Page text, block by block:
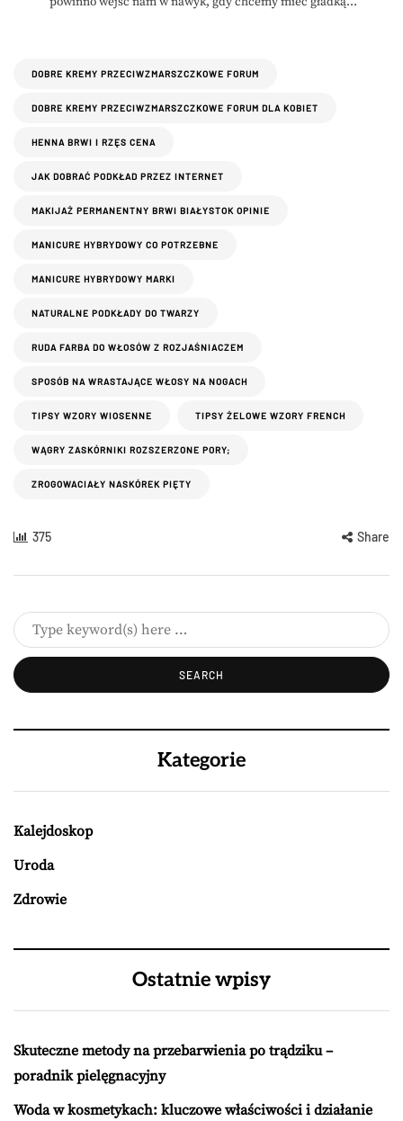
DOBRE KREMY PRZECIWZMARSZCZKOWE FORUM
DOBRE KREMY PRZECIWZMARSZCZKOWE FORUM DLA KOBIET
HENNA BRWI I RZĘS CENA
JAK DOBRAĆ PODKŁAD PRZEZ INTERNET
MAKIJAŻ PERMANENTNY BRWI BIAŁYSTOK OPINIE
MANICURE HYBRYDOWY CO POTRZEBNE
MANICURE HYBRYDOWY MARKI
NATURALNE PODKŁADY DO TWARZY
RUDA FARBA DO WŁOSÓW Z ROZJAŚNIACZEM
SPOSÓB NA WRASTAJĄCE WŁOSY NA NOGACH
TIPSY WZORY WIOSENNE TIPSY ŻELOWE WZORY FRENCH
WĄGRY ZASKÓRNIKI ROZSZERZONE PORY;
ZROGOWACIAŁY NASKÓREK PIĘTY
375 Share
Kategorie
Kalejdoskop
Uroda
Zdrowie
Ostatnie wpisy
Skuteczne metody na przebarwienia po trądziku –
poradnik pielęgnacyjny
Woda w kosmetykach: kluczowe właściwości i działanie